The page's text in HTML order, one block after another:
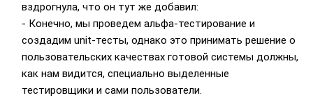
вздрогнула, что он тут же добавил:
- Конечно, мы проведем альфа-тестирование и
создадим unit-тесты, однако это принимать решение о
пользовательских качествах готовой системы должны,
как нам видится, специально выделенные
тестировщики и сами пользователи.